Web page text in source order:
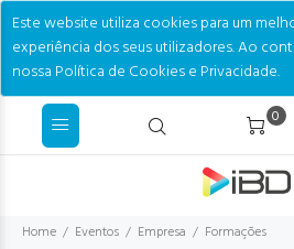
Este website utiliza cookies para um
experiência dos seus utilizadores. Ao
nossa Política de Cookies e Privacidade.
0
Home Eventos Empresa Formações